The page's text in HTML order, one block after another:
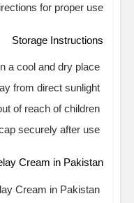
for proper use.
Storage Instructions
a cool and dry place.
from direct sunlight.
of reach of children.
securely after use.
Cream in Pakistan
Cream in Pakistan